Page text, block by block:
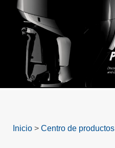
Inicio > Centro de productos